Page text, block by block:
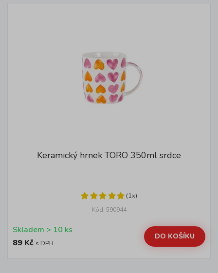
Keramický hrnek TORO 350ml srdce
(1x)
Kód: 590944
Skladem > 10 ks
89 Kč s DPH
DO KOŠÍKU